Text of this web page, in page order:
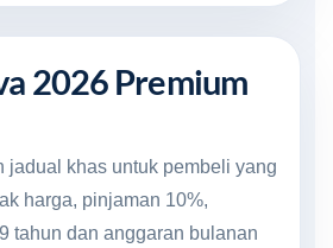
2026 Premium
jadual khas untuk pembeli yang
harga, pinjaman 10%,
tahun dan anggaran bulanan